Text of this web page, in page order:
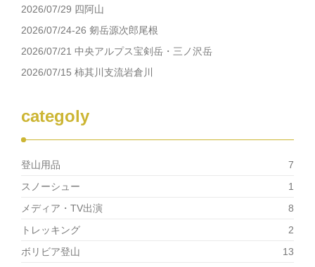
2026/07/29 四阿山
2026/07/24-26 剱岳源次郎尾根
2026/07/21 中央アルプス宝剣岳・三ノ沢岳
2026/07/15 柿其川支流岩倉川
categoly
登山用品
7
スノーシュー
1
メディア・TV出演
8
トレッキング
2
ボリビア登山
13